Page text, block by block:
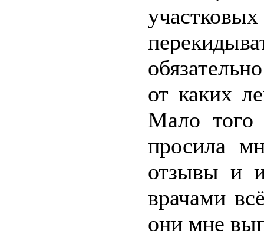
от каких
Мало того
просила
отзывы и
врачами
они мне